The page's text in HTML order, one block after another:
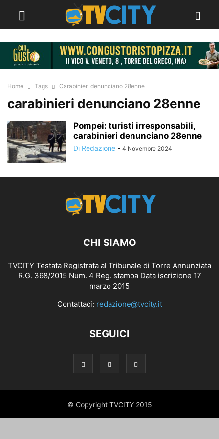
Home Tags Carabinieri denunciano 28enne
carabinieri denunciano 28enne
Pompei: turisti irresponsabili,
carabinieri denunciano 28enne
Di Redazione - 4 Novembre 2024
CHI SIAMO
TVCITY Testata Registrata al Tribunale di Torre Annunziata
R.G. 368/2015 Num. 4 Reg. stampa Data iscrizione 17
marzo 2015
Contattaci: redazione@tvcity.it
SEGUICI
© Copyright TVCITY 2015